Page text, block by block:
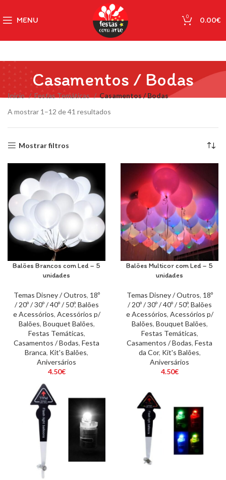
MENU 0 0.00€
Casamentos / Bodas
Início Festas Temáticas
Casamentos / Bodas
A mostrar 1–12 de 41 resultados
Mostrar filtros
Balões Brancos com Led – 5
unidades
Temas Disney / Outros, 18º
/ 20º / 30º / 40º / 50º, Balões
e Acessórios, Acessórios p/
Balões, Bouquet Balões,
Festas Temáticas,
Casamentos / Bodas, Festa
Branca, Kit's Balões,
Aniversários
4.50€
Balões Multicor com Led – 5
unidades
Temas Disney / Outros, 18º
/ 20º / 30º / 40º / 50º, Balões
e Acessórios, Acessórios p/
Balões, Bouquet Balões,
Festas Temáticas,
Casamentos / Bodas, Festa
da Cor, Kit's Balões,
Aniversários
4.50€